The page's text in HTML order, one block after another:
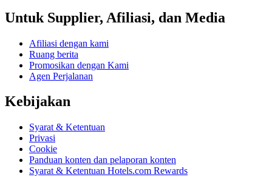
Untuk Supplier, Afiliasi, dan Media
Afiliasi dengan kami
Ruang berita
Promosikan dengan Kami
Agen Perjalanan
Kebijakan
Syarat & Ketentuan
Privasi
Cookie
Panduan konten dan pelaporan konten
Syarat & Ketentuan Hotels.com Rewards